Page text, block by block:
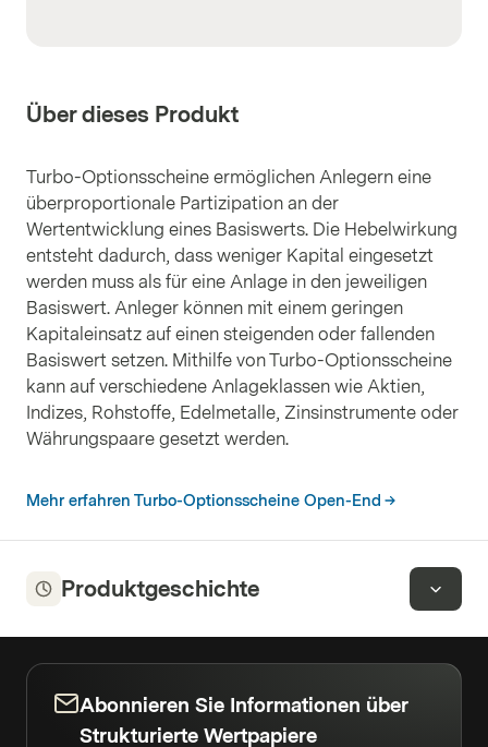
Über dieses Produkt
Turbo-Optionsscheine ermöglichen Anlegern eine
überproportionale Partizipation an der
Wertentwicklung eines Basiswerts. Die Hebelwirkung
entsteht dadurch, dass weniger Kapital eingesetzt
werden muss als für eine Anlage in den jeweiligen
Basiswert. Anleger können mit einem geringen
Kapitaleinsatz auf einen steigenden oder fallenden
Basiswert setzen. Mithilfe von Turbo-Optionsscheine
kann auf verschiedene Anlageklassen wie Aktien,
Indizes, Rohstoffe, Edelmetalle, Zinsinstrumente oder
Währungspaare gesetzt werden.
Mehr erfahren Turbo-Optionsscheine Open-End
Produktgeschichte
Abonnieren Sie Informationen über
Strukturierte Wertpapiere